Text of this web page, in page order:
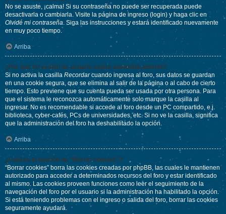
No se asuste, ¡calma! Si su contraseña no puede ser recuperada puede
desactivarla o cambiarla. Visite la página de ingreso (login) y haga clic en
Olvidé mi contraseña. Siga las instrucciones y estará identificado nuevamente
en muy poco tiempo.
Arriba
¿Por qué mi sesión de usuario expira automáticamente?
Si no activa la casilla Recordarcuando ingresa al foro, sus datos se guardan
en una cookie segura, que se elimina al salir de la página o al cabo de cierto
tiempo. Esto previene que su cuenta pueda ser usada por otra persona. Para
que el sistema le reconozca automáticamente solo marque la casilla al
ingresar. No es recomendable si accede al foro desde un PC compartido, e.j.
biblioteca, cyber-cafés, PCs de universidades, etc. Si no ve la casilla, significa
que la administración del foro ha deshabilitado la opción.
Arriba
¿Cuál es la función de “Borrar cookies”?
“Borrar cookies” borra las cookies creadas por phpBB, las cuales le mantienen
autorizado para acceder a determinados recursos del foro y estar identificado
al mismo. Las cookies proveen funciones como leer el seguimiento de la
navegación del foro por el usuario si la administración ha habilitado la opción.
Si está teniendo problemas con el ingreso o salida del foro, borrar las cookies
seguramente ayudará.